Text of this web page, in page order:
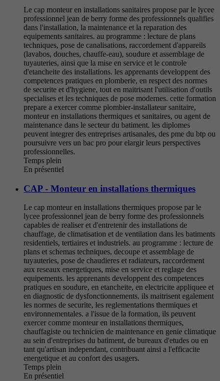
Le cap monteur en installations sanitaires propose par le lycee
professionnel jean de berry forme des professionnels qualifies
dans l'installation, la maintenance et la reparation des
equipements sanitaires. au programme : lecture de plans
techniques, pose de canalisations, raccordement d'appareils
(lavabos, douches, chauffe-eau), soudure et assemblage de
tuyauteries, ainsi que la mise en service et le controle
d'etancheite des installations. les apprenants developpent des
competences pratiques en plomberie, en respect des normes
de securite et d'hygiene, tout en maitrisant l'utilisation d'outils
specialises et les techniques de pose modernes. cette formation
prepare a exercer comme plombier-installateur sanitaire,
monteur en installations thermiques et sanitaires, ou agent de
maintenance dans le secteur du batiment. les diplomes
peuvent integrer des entreprises artisanales, des pme du btp ou
poursuivre vers un bac pro pour elargir leurs perspectives
professionnelles.
Temps plein
En présentiel
CAP - Monteur en installations thermiques
Le cap monteur en installations thermiques propose par le
lycee professionnel jean de berry forme des professionnels
capables de realiser et d'entretenir des installations de
chauffage, de climatisation et de ventilation dans les batiments
residentiels, tertiaires et industriels. au programme : lecture de
plans et schemas techniques, decoupe et assemblage de
tuyauteries, pose de chaudieres et radiateurs, raccordement
aux reseaux energetiques, mise en service et reglage des
equipements. les apprenants developpent des competences
pratiques en soudure, en etancheite, en electricite appliquee et
en diagnostic de dysfonctionnements. ils maitrisent egalement
les normes de securite, les reglementations thermiques et
environnementales. a l'issue de la formation, ils peuvent
exercer comme monteur en installations thermiques,
chauffagiste ou technicien de maintenance en genie climatique
au sein d'entreprises du batiment, de bureaux d'etudes ou en
tant qu'artisan independant, contribuant ainsi a l'efficacite
energetique et au confort des usagers.
Temps plein
En présentiel